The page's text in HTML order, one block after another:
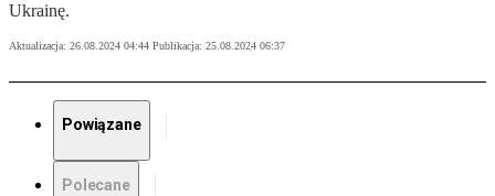
Ukrainę.
Aktualizacja: 26.08.2024 04:44 Publikacja: 25.08.2024 06:37
Powiązane
Polecane